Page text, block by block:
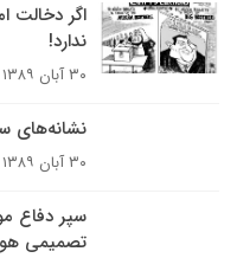
اگر دخالت
ندارد!
۳۰ آبان ۱۳۸۹
نشانه‌های
۳۰ آبان ۱۳۸۹
سپر دفاع
تصميمى‌